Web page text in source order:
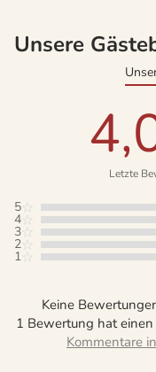
Unsere
Letzte
5
4
3
2
1
Keine
1 Bewertung hat